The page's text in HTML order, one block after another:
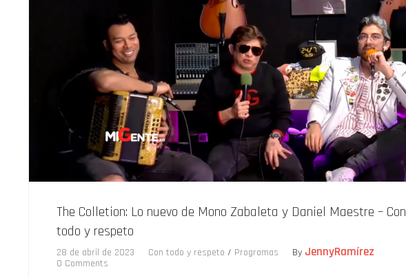
The Colletion: Lo nuevo de Mono Zabaleta y Daniel Maestre – Con
todo y respeto
28 de abril de 2023 Con todo y respeto / Programas By JennyRamírez
0 Comments